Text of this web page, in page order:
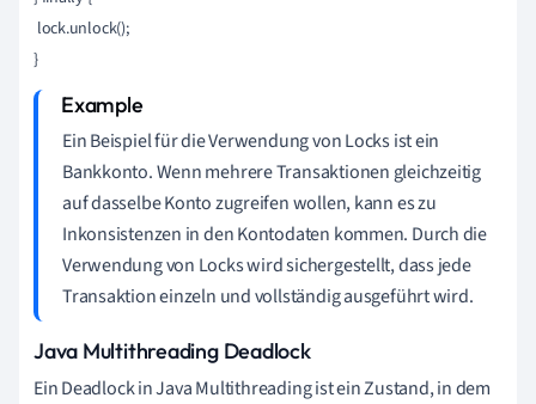
lock.unlock();
}
Ein Beispiel für die Verwendung von Locks ist ein
Bankkonto. Wenn mehrere Transaktionen gleichzeitig
auf dasselbe Konto zugreifen wollen, kann es zu
Inkonsistenzen in den Kontodaten kommen. Durch die
Verwendung von Locks wird sichergestellt, dass jede
Transaktion einzeln und vollständig ausgeführt wird.
Java Multithreading Deadlock
Ein Deadlock in Java Multithreading ist ein Zustand, in dem